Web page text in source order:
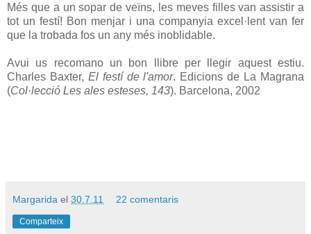
Més que a un sopar de veïns, les meves filles van assistir a
tot un festí! Bon menjar i una companyia excel·lent van fer
que la trobada fos un any més inoblidable.
Avui us recomano un bon llibre per llegir aquest estiu.
Charles Baxter, El festí de l'amor. Edicions de La Magrana
(Col·lecció Les ales esteses, 143). Barcelona, 2002
Margarida el 30.7.11 22 comentaris
Comparteix